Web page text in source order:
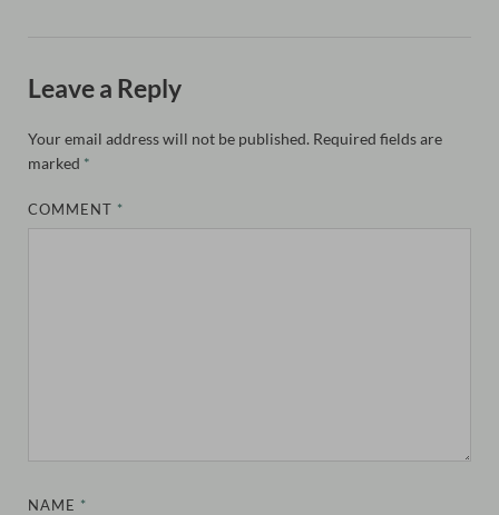
Leave a Reply
Your email address will not be published. Required fields are
marked *
COMMENT *
NAME *